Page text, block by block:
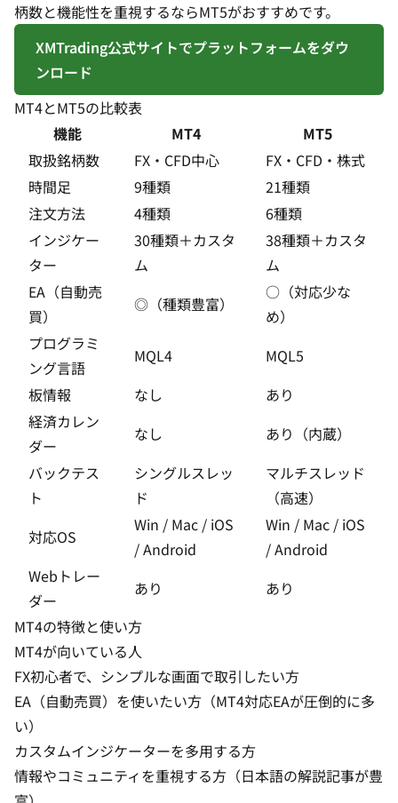
柄数と機能性を重視するならMT5がおすすめです。
XMTrading公式サイトでプラットフォームをダウ
ンロード
MT4とMT5の比較表
機能
MT4
MT5
取扱銘柄数
FX・CFD中心
FX・CFD・株式
時間足
9種類
21種類
注文方法
4種類
6種類
インジケー
ター
30種類＋カスタ
ム
38種類＋カスタ
ム
EA（自動売
買）
◎（種類豊富）
○（対応少な
め）
プログラミ
ング言語
MQL4
MQL5
板情報
なし
あり
経済カレン
ダー
なし
あり（内蔵）
バックテス
ト
シングルスレッ
ド
マルチスレッド
（高速）
対応OS
Win / Mac / iOS
/ Android
Win / Mac / iOS
/ Android
Webトレー
ダー
あり
あり
MT4の特徴と使い方
MT4が向いている人
FX初心者で、シンプルな画面で取引したい方
EA（自動売買）を使いたい方（MT4対応EAが圧倒的に多
い）
カスタムインジケーターを多用する方
情報やコミュニティを重視する方（日本語の解説記事が豊